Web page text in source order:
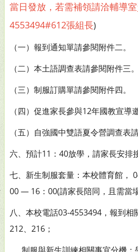
當日發放，若需補領請洽輔導
4553494#612張組長)
（一）報到通知單請參閱附件二。
（二）本土語調查表請參閱附件三。
（三）制服訂購單請參閱附件四。
（四）促進家長參與12年國教宣導
（五）自強國中雙語夏令營調查表
六、預計11：40放學，請家長安排
七、新生制服套量：本校體育館，
00 — 16：00(請家長陪同，且需當場
八、本校電話03-4553494，報到相
212、216；